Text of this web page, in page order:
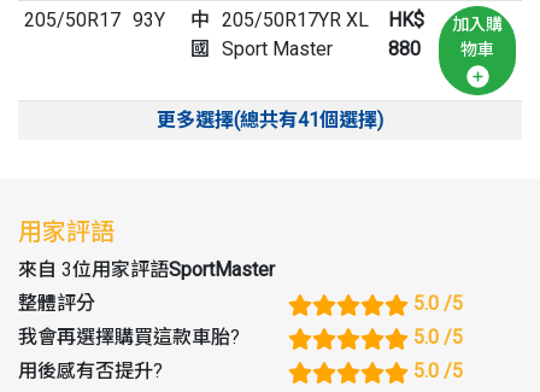
205/50R17 93Y
中
國
205/50R17YR XL
Sport Master
HK$
880
加入購
物車
更多選擇(總共有41個選擇)
用家評語
來自 3位用家評語SportMaster
整體評分
5.0 /5
我會再選擇購買這款車胎? 5.0 /5
用後感有否提升? 5.0 /5